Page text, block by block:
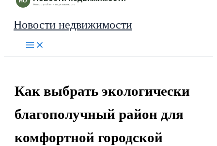
Новости недвижимости
Как выбрать экологически
благополучный район для
комфортной городской